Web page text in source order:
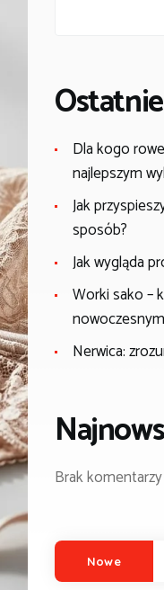
Dla kogo
najlepszym
Jak
sposób?
Jak wygląda
Worki sako –
Nerwica:
Brak
Nowe